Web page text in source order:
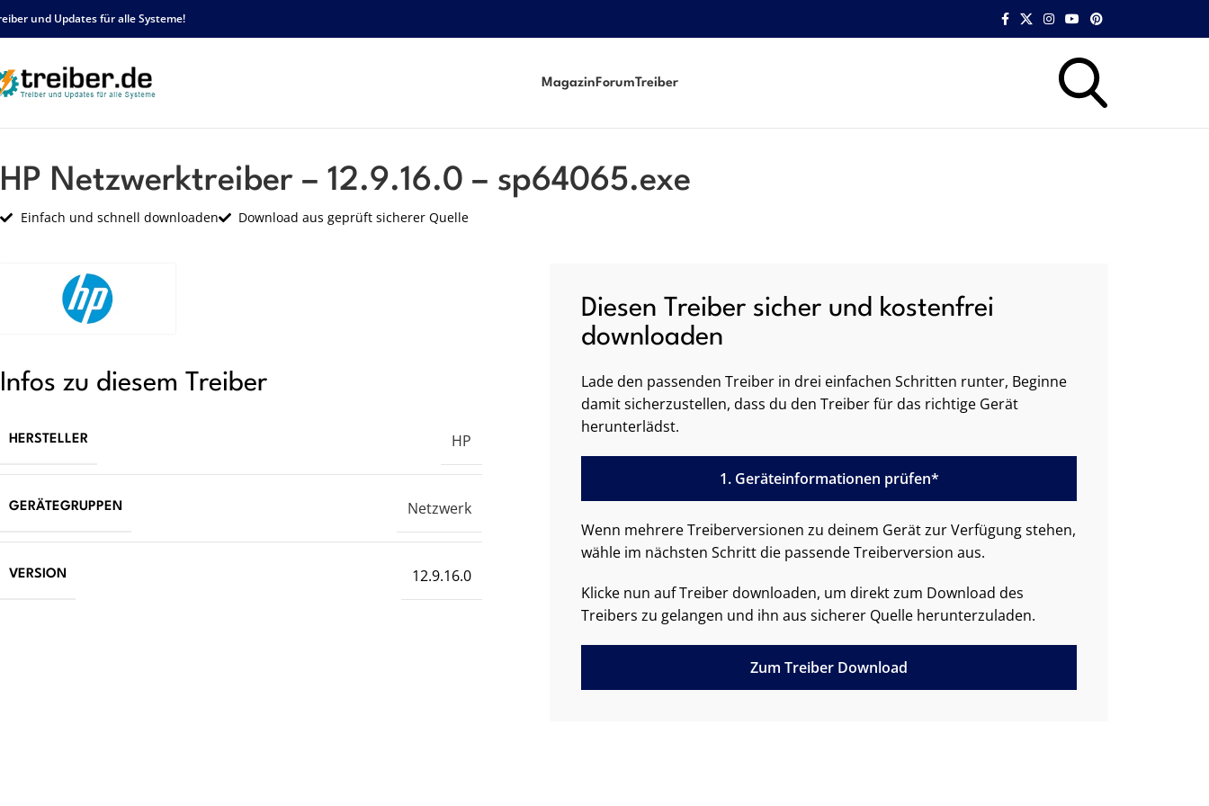
und Updates für alle Systeme!
Magazin ForumTreiber
HP Netzwerktreiber – 12.9.16.0 – sp64065.exe
Einfach und schnell downloaden Download aus geprüft sicherer Quelle
Infos zu diesem Treiber
HERSTELLER HP
GERÄTEGRUPPEN Netzwerk
VERSION 12.9.16.0
Diesen Treiber sicher und kostenfrei
downloaden
Lade den passenden Treiber in drei einfachen Schritten runter, Beginne
damit sicherzustellen, dass du den Treiber für das richtige Gerät
herunterlädst.
1. Geräteinformationen prüfen*
Wenn mehrere Treiberversionen zu deinem Gerät zur Verfügung stehen,
wähle im nächsten Schritt die passende Treiberversion aus.
Klicke nun auf Treiber downloaden, um direkt zum Download des
Treibers zu gelangen und ihn aus sicherer Quelle herunterzuladen.
Zum Treiber Download